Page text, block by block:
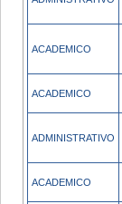
ACADEMICO
ACADEMICO
ADMINISTRATIVO
ACADEMICO